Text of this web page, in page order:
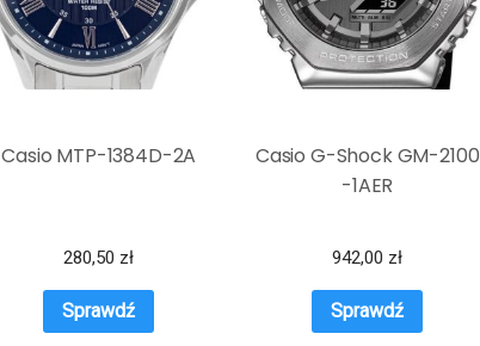
Casio MTP-1384D-2A
280,50 zł
Sprawdź
Casio G-Shock GM-2100
-1AER
942,00 zł
Sprawdź